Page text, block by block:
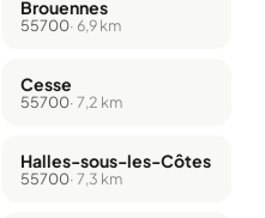
Brouennes
55700· 6,9 km
Cesse
55700· 7,2 km
Halles-sous-les-Côtes
55700· 7,3 km